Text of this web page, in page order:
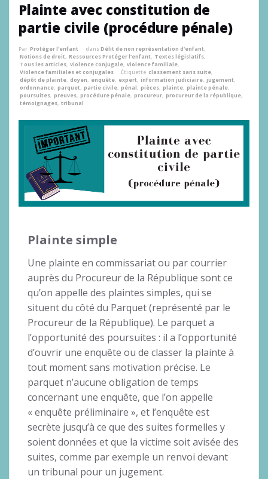
Plainte avec constitution de
partie civile (procédure pénale)
Par Protéger l'enfant dansDélit de non représentation d'enfant,
Notions de droit, Ressources Protéger l'enfant, Textes législatifs,
Tous les articles, violence conjugale, violence familiale,
Violence familiales et conjugales
Étiquette classement sans suite,
dépôt de plainte, doyen, enquête, expert, information judiciaire, jugement,
ordonnance, parquet, partie civile, pénal, pièces, plainte, plainte pénale,
poursuites, preuves, procédure pénale, procureur, procureur de la république,
témoignages, tribunal
Plainte simple
Une plainte en commissariat ou par courrier
auprès du Procureur de la République sont ce
qu’on appelle des plaintes simples, qui se
situent du côté du Parquet (représenté par le
Procureur de la République). Le parquet a
l’opportunité des poursuites : il a l’opportunité
d’ouvrir une enquête ou de classer la plainte à
tout moment sans motivation précise. Le
parquet n’aucune obligation de temps
concernant une enquête, que l’on appelle
« enquête préliminaire », et l’enquête est
secrète jusqu’à ce que des suites formelles y
soient données et que la victime soit avisée des
suites, comme par exemple un renvoi devant
un tribunal pour un jugement.